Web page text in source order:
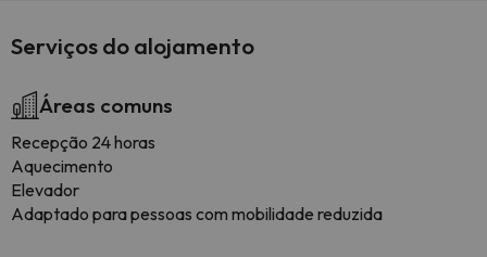
Serviços do alojamento
Áreas comuns
Recepção 24 horas
Aquecimento
Elevador
Adaptado para pessoas com mobilidade reduzida